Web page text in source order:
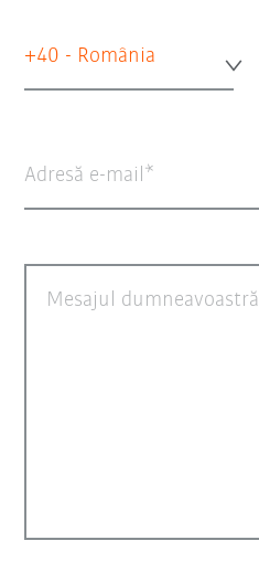
+40 - România
Adresă e-mail
Mesajul dumneavoastră